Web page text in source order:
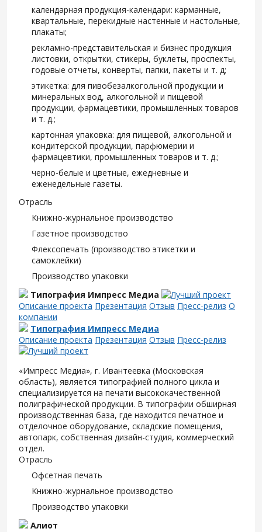
календарная продукция-календари: карманные,
квартальные, перекидные настенные и настольные,
плакаты;
рекламно-представительская и бизнес продукция
листовки, открытки, стикеры, буклеты, проспекты,
годовые отчеты, конверты, папки, пакеты и т. д;
этикетка: для пивобезалкогольной продукции и
минеральных вод, алкогольной и пищевой
продукции, фармацевтики, промышленных товаров
и т. д.;
картонная упаковка: для пищевой, алкогольной и
кондитерской продукции, парфюмерии и
фармацевтики, промышленных товаров и т. д.;
черно-белые и цветные, ежедневные и
еженедельные газеты.
Отрасль
Книжно-журнальное производство
Газетное производство
Флексопечать (производство этикетки и
самоклейки)
Производство упаковки
Типография Импресс Медиа
Описание проекта Презентация Отзыв Пресс-релиз О
компании
Типография Импресс Медиа
Описание проекта Презентация Отзыв Пресс-релиз
«Импресс Медиа», г. Ивантеевка (Московская
область), является типографией полного цикла и
специализируется на печати высококачественной
полиграфической продукции. В типографии обширная
производственная база, где находится печатное и
отделочное оборудование, складские помещения,
автопарк, собственная дизайн-студия, коммерческий
отдел.
Отрасль
Офсетная печать
Книжно-журнальное производство
Производство упаковки
Алиот